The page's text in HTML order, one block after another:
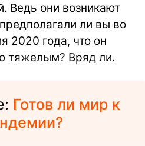
Ведь они возникают
ли вы во
2020 года, что он
тяжелым? Вряд ли.
Готов ли мир к